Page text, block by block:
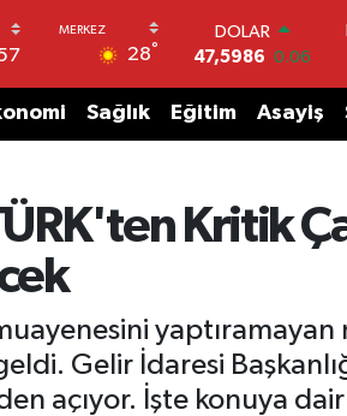
28°
DOLAR
47,5986 0.06
55,0700 0.1
6513.94 0.32
BİST100
Sağlık Eğitim Asayiş
Kritik
yaptıramayan
Gelir İdaresi
açıyor. İşte konuya